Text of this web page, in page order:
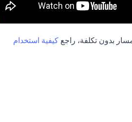
بدون تكلفة، راجع كيفية استخدام